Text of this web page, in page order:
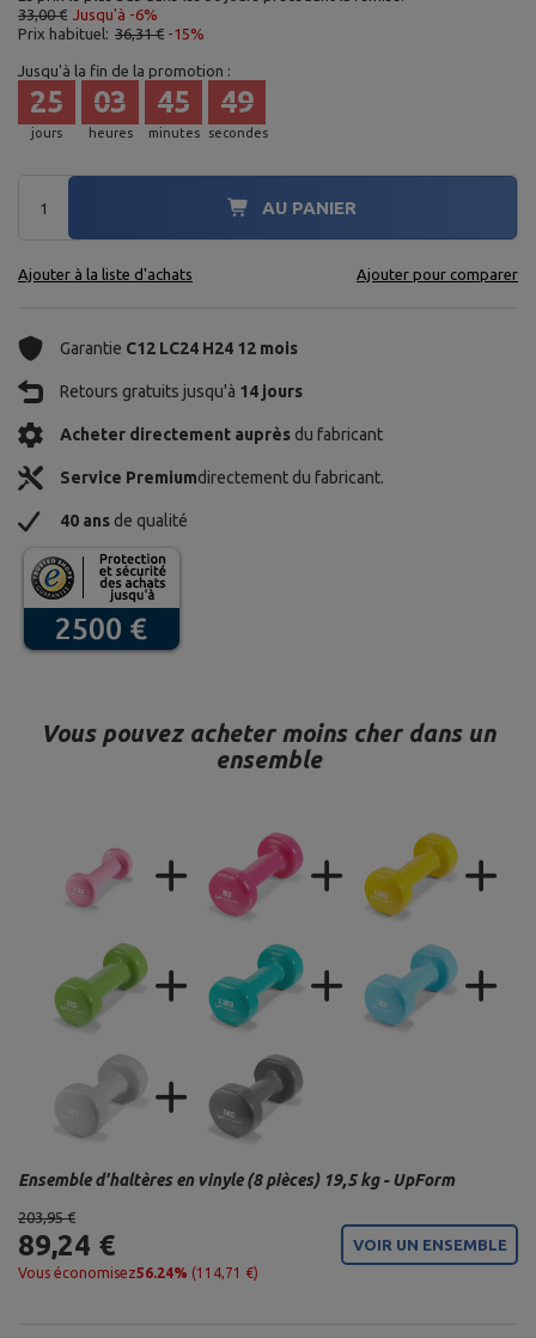
33,00 € Jusqu'à -6%
Prix habituel: 36,31 € -15%
Jusqu'à la fin de la promotion :
jours
25
heures
03
minutes
45
secondes
48
AU PANIER
Ajouter à la liste d'achats Ajouter pour comparer
Garantie C12 LC24 H24 12 mois
Retours gratuits jusqu'à 14 jours
Acheter directement auprès du fabricant
Service Premiumdirectement du fabricant.
40 ans de qualité
Vous pouvez acheter moins cher dans un
ensemble
203,95 €
89,24 €
Vous économisez56.24% (114,71 €)
VOIR UN ENSEMBLE
Ensemble d'haltères en vinyle (8 pièces) 19,5 kg - UpForm